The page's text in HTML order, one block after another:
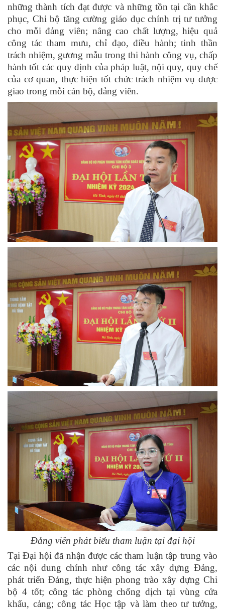
những thành tích đạt được và những tồn tại cần khắc
phục, Chi bộ tăng cường giáo dục chính trị tư tưởng
cho mỗi đảng viên; nâng cao chất lượng, hiệu quả
công tác tham mưu, chỉ đạo, điều hành; tinh thần
trách nhiệm, gương mẫu trong thi hành công vụ, chấp
hành tốt các quy định của pháp luật, nội quy, quy chế
của cơ quan, thực hiện tốt chức trách nhiệm vụ được
giao trong mỗi cán bộ, đảng viên.
Đảng viên phát biểu tham luận tại đại hội
Tại Đại hội đã nhận được các tham luận tập trung vào
các nội dung chính như công tác xây dựng Đảng,
phát triển Đảng, thực hiện phong trào xây dựng Chi
bộ 4 tốt; công tác phòng chống dịch tại vùng cửa
khẩu, cảng; công tác Học tập và làm theo tư tưởng,